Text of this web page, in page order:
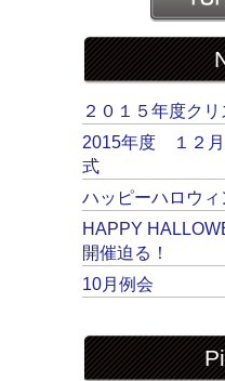
２０１５年度ク
2015年度 １２
式
ハッピーハロウィ
HAPPY
開催迫る！
10月例会